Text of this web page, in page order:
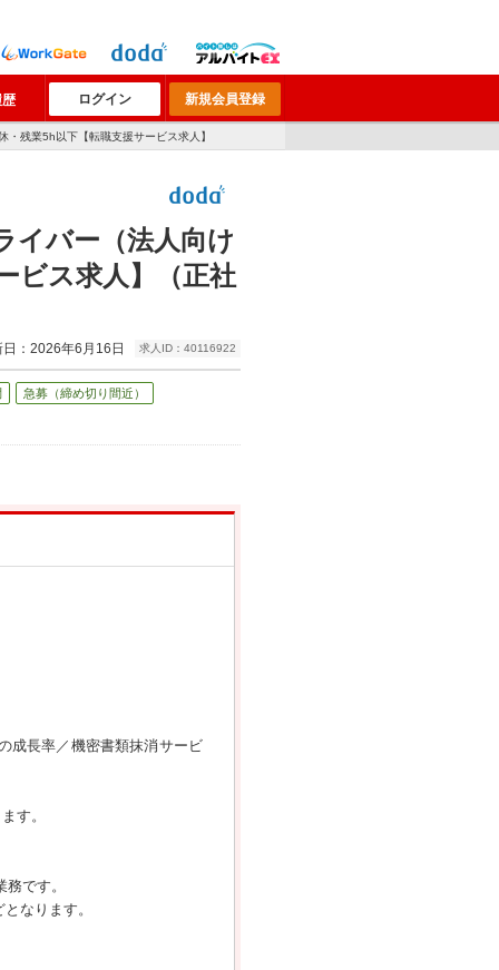
ログイン 新規会員登録
残業5h以下【転職支援サービス求人】
イバー（法人向け
ビス求人】（正社
：2026年6月16日 求人ID：40116922
急募（締め切り間近）
成長率／機密書類抹消サービ
す。
です。
なります。